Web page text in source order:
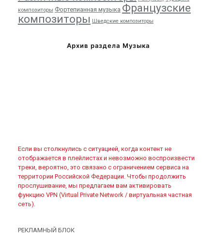
композиторы Фортепианная музыка Французские
композиторы Шведские композиторы
Архив раздела Музыка
Если вы столкнулись с ситуацией, когда контент не
отображается в плейлистах и невозможно воспроизвести
треки, вероятно, это связано с ограничением сервиса на
территории Российской Федерации. Чтобы продолжить
прослушивание, мы предлагаем вам активировать
функцию VPN (Virtual Private Network / виртуальная частная
сеть).
РЕКЛАМНЫЙ БЛОК